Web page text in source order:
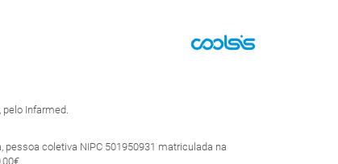
Infarmed.
pessoa coletiva NIPC 501950931 matriculada na